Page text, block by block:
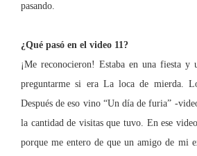
pasando.
¿Qué pasó en el video 11?
¡Me reconocieron! Estaba en una fiesta y
preguntarme si era La loca de mierda.
Después de eso vino “Un día de furia” -
la cantidad de visitas que tuvo. En ese
porque me entero de que un amigo de mi